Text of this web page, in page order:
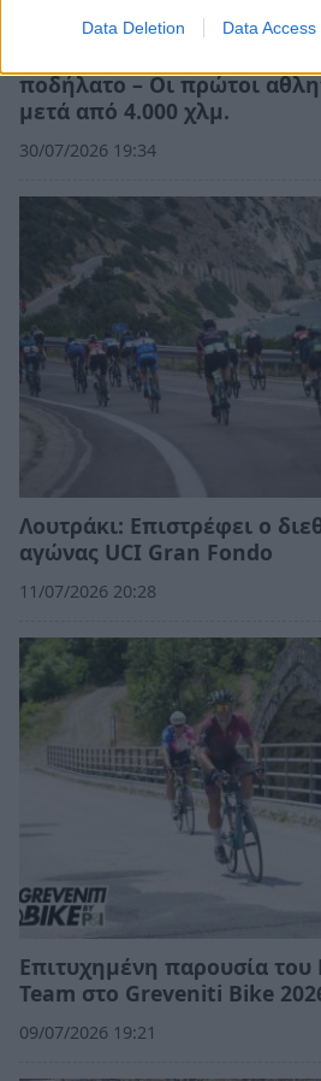
Data Deletion Data Access
ποδήλατο – Οι πρώτοι
μετά από 4.000 χλμ.
30/07/2026 19:34
Λουτράκι: Επιστρέφει ο
αγώνας UCI Gran Fondo
11/07/2026 20:28
Επιτυχημένη παρουσία
Team στο Greveniti Bike
09/07/2026 19:21